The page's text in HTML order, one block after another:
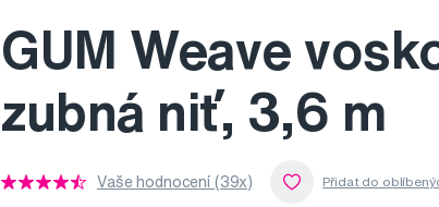
GUM Weave
zubná niť, 3,6 m
Vaše hodnocení (39x)